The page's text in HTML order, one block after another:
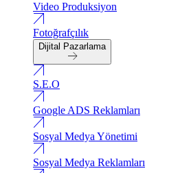
Video Produksiyon
Fotoğrafçılık
Dijital Pazarlama
S.E.O
Google ADS Reklamları
Sosyal Medya Yönetimi
Sosyal Medya Reklamları